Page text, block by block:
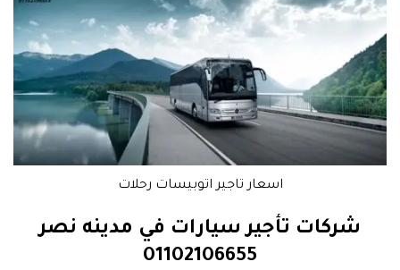
اسعار تاجير اتوبيسات رحلات
شركات تأجير سيارات في مدينه نصر
01102106655